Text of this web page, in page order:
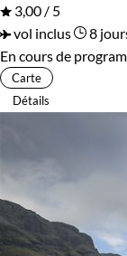
3,00 / 5
vol inclus
8
En cours de
Carte
Détails